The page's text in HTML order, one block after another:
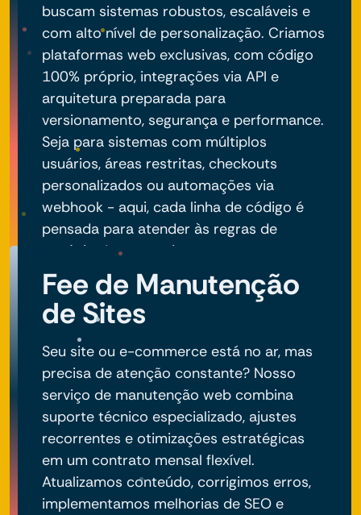
buscam sistemas robustos, escaláveis e
com alto nível de personalização. Criamos
plataformas web exclusivas, com código
100% próprio, integrações via API e
arquitetura preparada para
versionamento, segurança e performance.
Seja para sistemas com múltiplos
usuários, áreas restritas, checkouts
personalizados ou automações via
webhook - aqui, cada linha de código é
pensada para atender às regras de
negócio do seu projeto.
Fee de Manutenção
de Sites
Seu site ou e-commerce está no ar, mas
precisa de atenção constante? Nosso
serviço de manutenção web combina
suporte técnico especializado, ajustes
recorrentes e otimizações estratégicas
em um contrato mensal flexível.
Atualizamos conteúdo, corrigimos erros,
implementamos melhorias de SEO e